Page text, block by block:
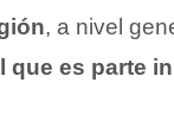
, a nivel
es parte